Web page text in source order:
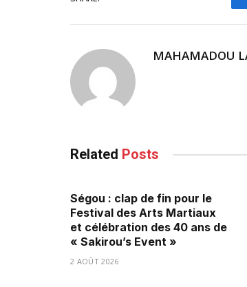
MAHAMADOU
Related Posts
Ségou : clap de fin pour le
Festival des Arts Martiaux
et célébration des 40 ans de
« Sakirou’s Event »
2 AOÛT 2026